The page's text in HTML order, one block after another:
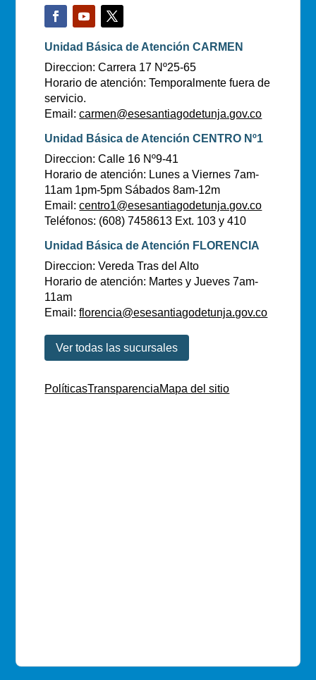
Unidad Básica de Atención CARMEN
Direccion: Carrera 17 Nº25-65
Horario de atención: Temporalmente fuera de
servicio.
Email:carmen@esesantiagodetunja.gov.co
Unidad Básica de Atención CENTRO Nº1
Direccion: Calle 16 Nº9-41
Horario de atención: Lunes a Viernes 7am-
11am 1pm-5pm Sábados 8am-12m
Email:centro1@esesantiagodetunja.gov.co
Teléfonos: (608) 7458613 Ext. 103 y 410
Unidad Básica de Atención FLORENCIA
Direccion: Vereda Tras del Alto
Horario de atención: Martes y Jueves 7am-
11am
Email:florencia@esesantiagodetunja.gov.co
Ver todas las sucursales
PolíticasTransparenciaMapa del sitio